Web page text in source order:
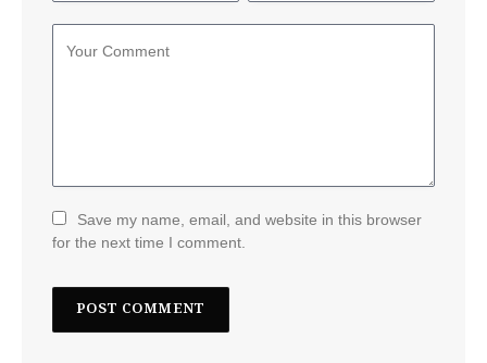
Save my name, email, and website in this browser
for the next time I comment.